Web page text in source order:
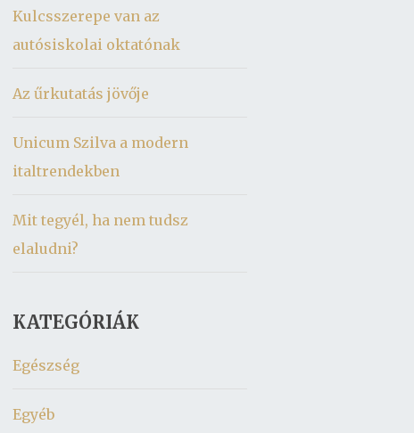
Kulcsszerepe van az
autósiskolai oktatónak
Az űrkutatás jövője
Unicum Szilva a modern
italtrendekben
Mit tegyél, ha nem tudsz
elaludni?
KATEGÓRIÁK
Egészség
Egyéb